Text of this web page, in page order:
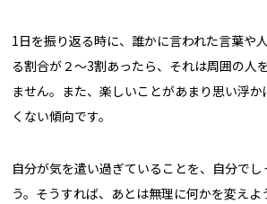
1日を振り返る時に、誰かに言われた言葉や
る割合が２〜3割あったら、それは周囲の人
ません。また、楽しいことがあまり思い浮
くない傾向です。
自分が気を遣い過ぎていることを、自分で
う。そうすれば、あとは無理に何かを変え